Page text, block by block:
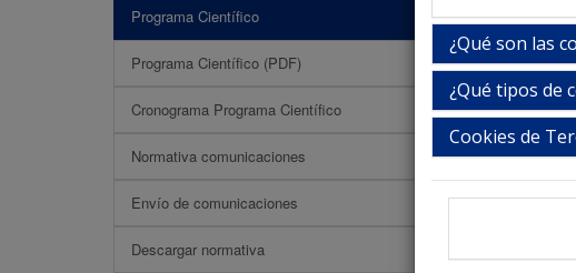
¿Qué son las
¿Qué tipos de
Cookies de
Programa Científico
Programa Científico (PDF)
Cronograma Programa Científico
Normativa comunicaciones
Envío de comunicaciones
Descargar normativa
URM en